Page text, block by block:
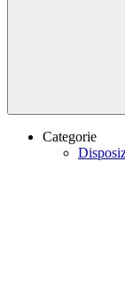
Categorie